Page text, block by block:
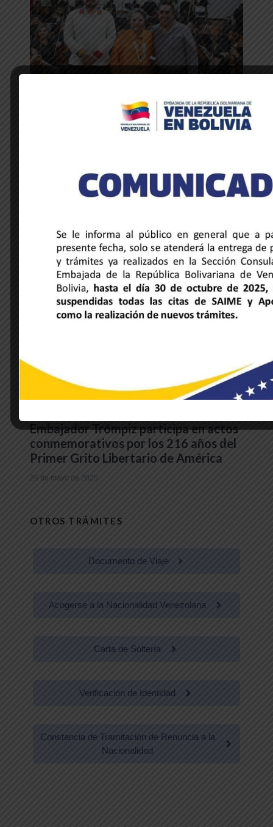
de la música y la hermandad cultural
28 de mayo de 2025
Embajador Trómpiz participa en actos
conmemorativos por los 216 años del
Primer Grito Libertario de América
26 de mayo de 2025
OTROS TRÁMITES
Documento de Viaje
Acogerse a la Nacionalidad Venezolana
Carta de Soltería
Verificación de Identidad
Constancia de Tramitación de Renuncia a la
Nacionalidad